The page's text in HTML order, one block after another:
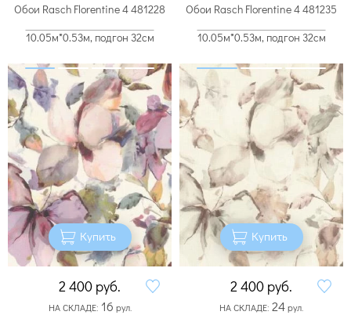
Обои Rasch Florentine 4 481228
10.05м*0.53м, подгон 32см
Купить
2 400 руб.
НА СКЛАДЕ: 16 рул.
Обои Rasch Florentine 4 481235
10.05м*0.53м, подгон 32см
Купить
2 400 руб.
НА СКЛАДЕ: 24рул.